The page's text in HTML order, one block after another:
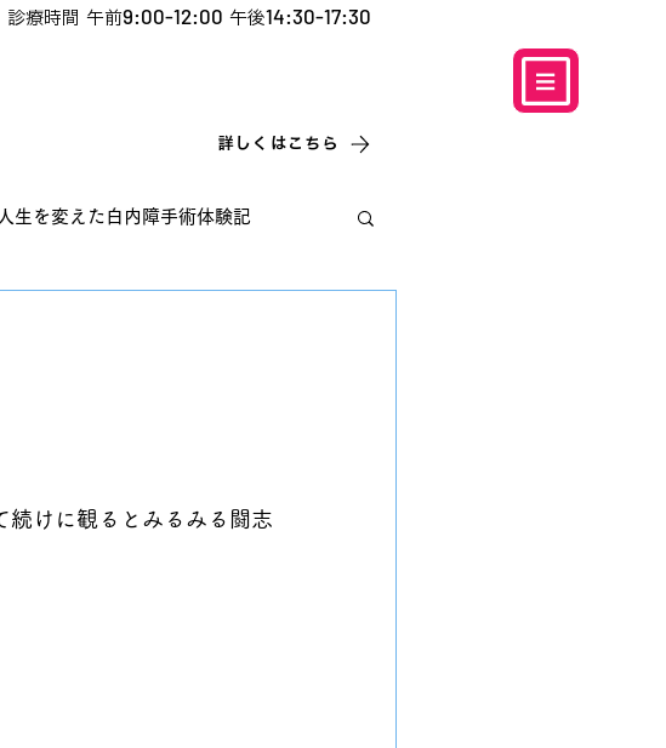
診療時間 午前9:00-12:00 午後14:30-17:30
詳しくはこちら
生を変えた白内障手術体験記
続けに観るとみるみる闘志